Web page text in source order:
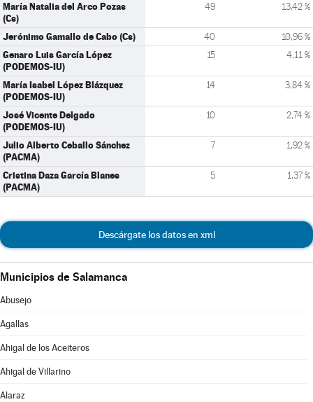
María Natalia del Arco Pozas
(Cs)
49 13,42 %
Jerónimo Gamallo de Cabo (Cs) 40 10,96 %
Genaro Luis García López
(PODEMOS-IU)
15 4,11 %
María Isabel López Blázquez
(PODEMOS-IU)
14 3,84 %
José Vicente Delgado
(PODEMOS-IU)
10 2,74 %
Julio Alberto Ceballo Sánchez
(PACMA)
7 1,92 %
Cristina Daza García Blanes
(PACMA)
5 1,37 %
Descárgate los datos en xml
Municipios de Salamanca
Abusejo
Agallas
Ahigal de los Aceiteros
Ahigal de Villarino
Alaraz